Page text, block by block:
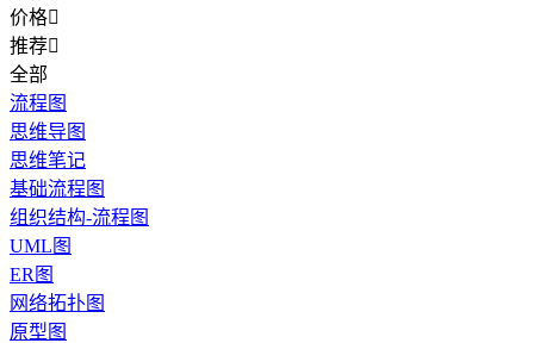
价格
推荐
全部
流程图
思维导图
思维笔记
基础流程图
组织结构-流程图
UML图
ER图
网络拓扑图
原型图